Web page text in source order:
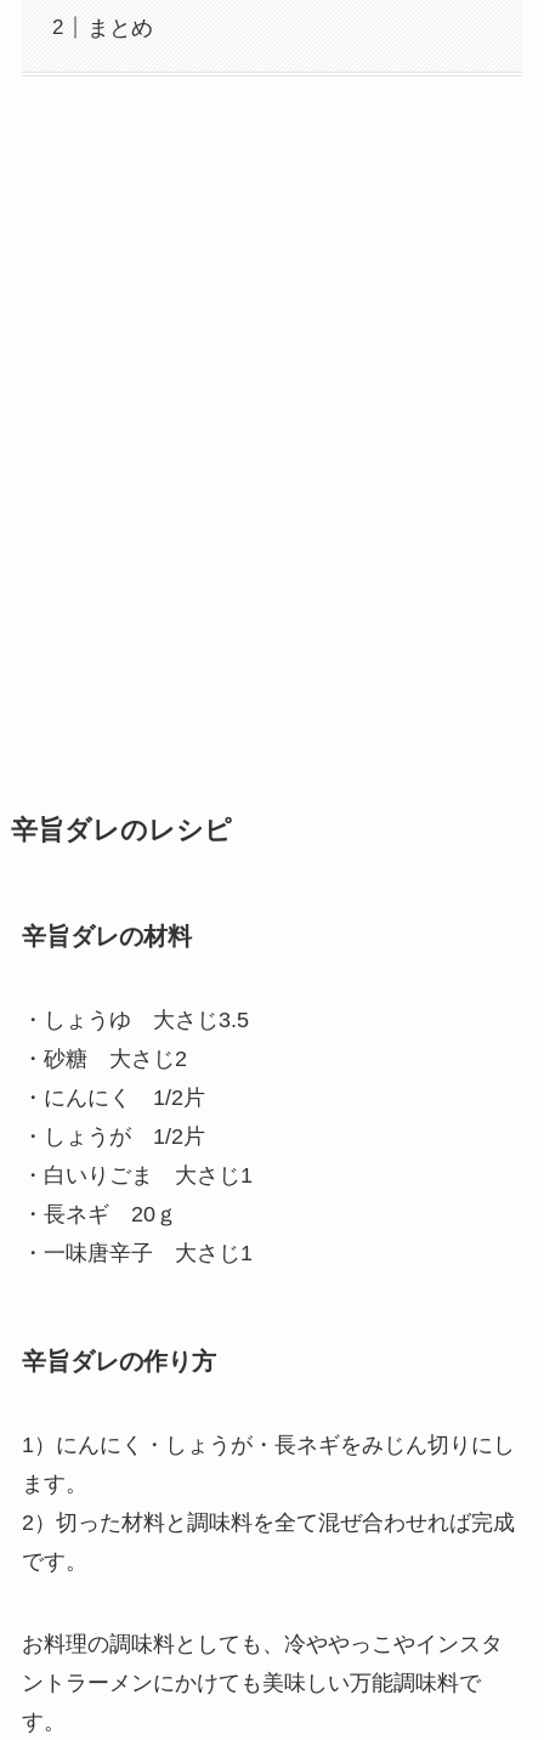
まとめ
辛旨ダレのレシピ
辛旨ダレの材料
・しょうゆ 大さじ3.5
・砂糖 大さじ2
・にんにく 1/2片
・しょうが 1/2片
・白いりごま 大さじ1
・長ネギ 20ｇ
・一味唐辛子 大さじ1
辛旨ダレの作り方
1）にんにく・しょうが・長ネギをみじん切りにし
ます。
2）切った材料と調味料を全て混ぜ合わせれば完成
です。
お料理の調味料としても、冷ややっこやインスタ
ントラーメンにかけても美味しい万能調味料で
す。